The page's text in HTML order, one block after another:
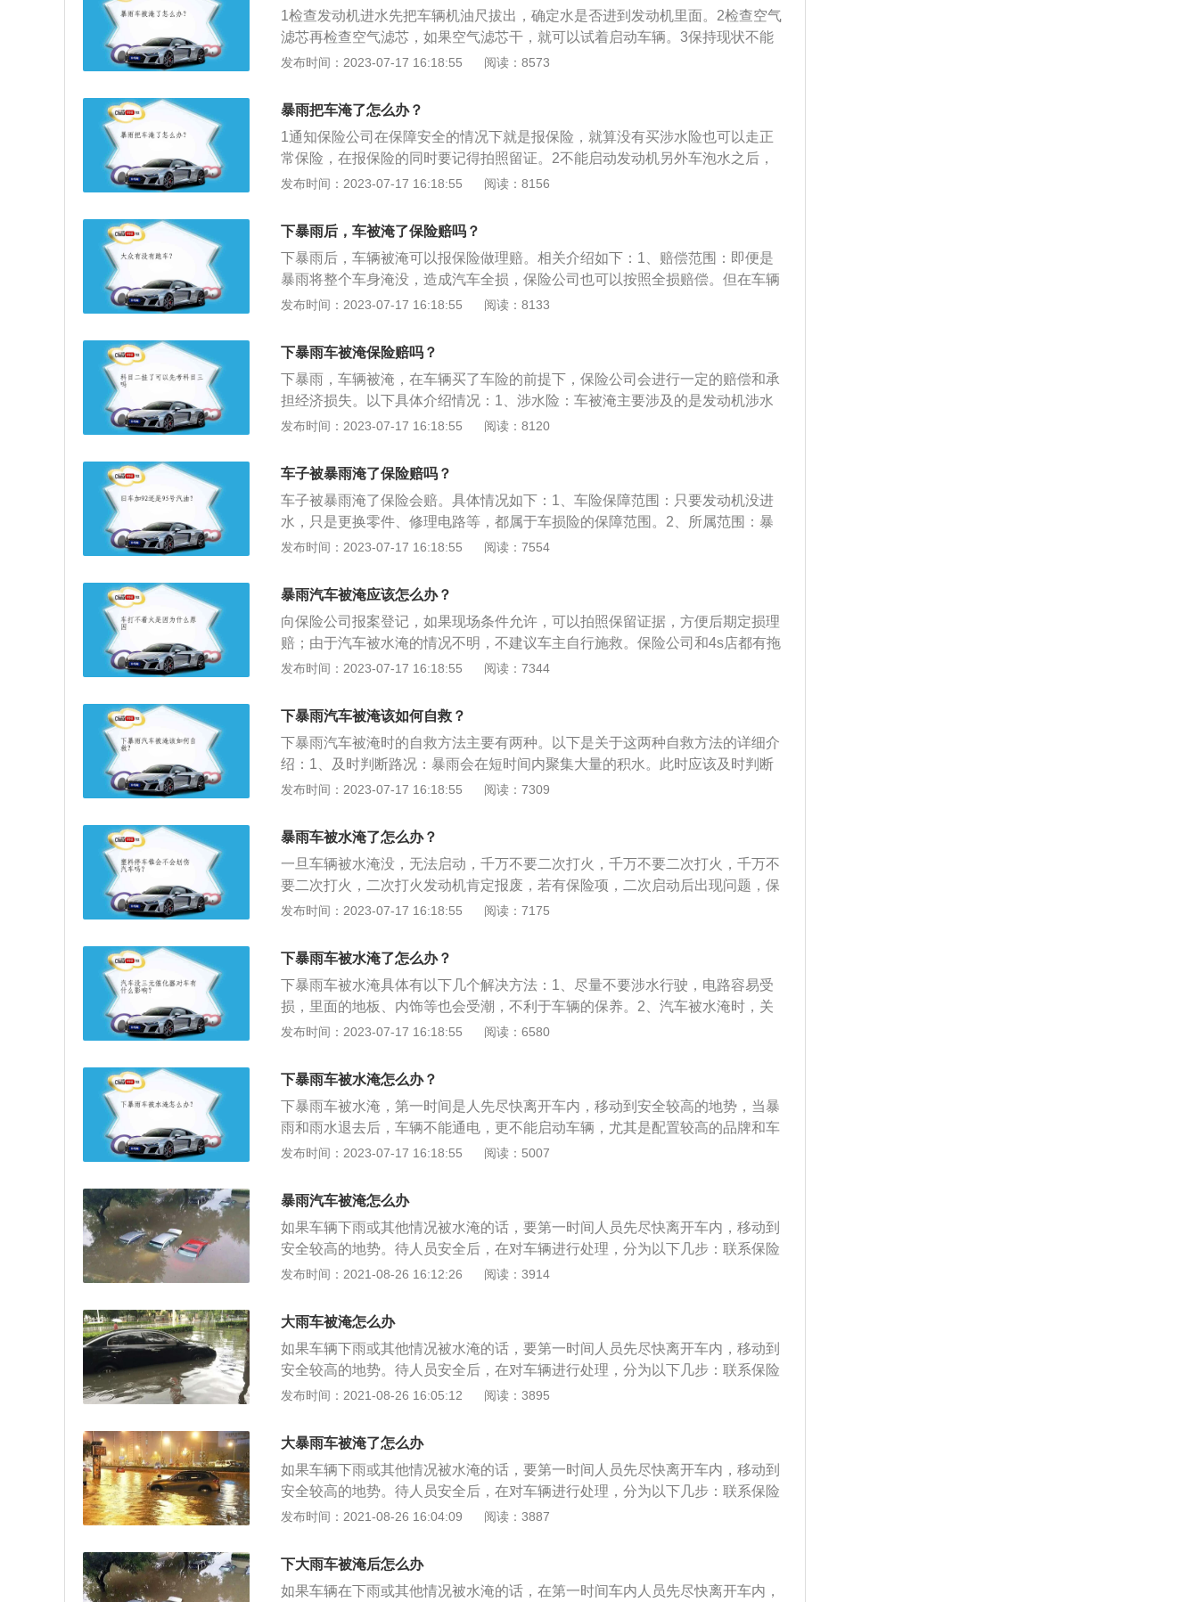
1检查发动机进水先把车辆机油尺拔出，确定水是否进到发动机里面。2检查空气
滤芯再检查空气滤芯，如果空气滤芯干，就可以试着启动车辆。3保持现状不能
启动车子，强行打火就会导致发动机损坏。4向保险公司寻求赔偿如果买了车损
发布时间：2023-07-17 16:18:55 阅读：8573
暴雨把车淹了怎么办？
1通知保险公司在保障安全的情况下就是报保险，就算没有买涉水险也可以走正
常保险，在报保险的同时要记得拍照留证。2不能启动发动机另外车泡水之后，
就不能再次启动发动机，如果对发动机产生二次伤害，这时保险公司有权利不进
处，这时候的发动机一般没有问题。4彻底清洗将座套地毡拆下来，进行彻底清
洗，至于车内残留的水渍，拿布擦干即可。5检查机械部分检查汽车各个机械部
分是否表现正常，一般要到正规的修理厂去修理。
发布时间：2023-07-17 16:18:55 阅读：8156
下暴雨后，车被淹了保险赔吗？
下暴雨后，车辆被淹可以报保险做理赔。相关介绍如下：1、赔偿范围：即便是
暴雨将整个车身淹没，造成汽车全损，保险公司也可以按照全损赔偿。但在车辆
被淹后，车主仍然强行发动车辆所造成的损失的情况下，保险公司不予赔偿。或
失，保险公司不会赔偿。2、涉水险：涉水险是一种新衍生的车险险种，这个险
种主要是指车主为发动机购买的附加险。它主要是保障车辆在积水路面涉水行驶
或被水淹后致使发动机损坏可给予赔偿。但是如果被水淹后车主还强行启动发动
机而造成了损害，那么保险公司将不予赔偿。
发布时间：2023-07-17 16:18:55 阅读：8133
下暴雨车被淹保险赔吗？
下暴雨，车辆被淹，在车辆买了车险的前提下，保险公司会进行一定的赔偿和承
担经济损失。以下具体介绍情况：1、涉水险：车被淹主要涉及的是发动机涉水
险，在保险期间内，保险车辆在使用过程中因发动机进水后导致的发动机的直接
淹没后导致的发动机损坏，才适用涉水险的理赔条款，涉水险只赔偿车辆发动机
的损坏，其他部位进水导致的车辆受损，一律按车损险的条款理赔。
发布时间：2023-07-17 16:18:55 阅读：8120
车子被暴雨淹了保险赔吗？
车子被暴雨淹了保险会赔。具体情况如下：1、车险保障范围：只要发动机没进
水，只是更换零件、修理电路等，都属于车损险的保障范围。2、所属范围：暴
雨作为一种自然灾害，属于机动车损失保险（简称车损险）所涵盖的保险责任。
或其允许的驾驶员在驾驶保险车辆时发生保险事故而造成保险车辆受损时，保险
公司在合理范围内应予以赔偿。
发布时间：2023-07-17 16:18:55 阅读：7554
暴雨汽车被淹应该怎么办？
向保险公司报案登记，如果现场条件允许，可以拍照保留证据，方便后期定损理
赔；由于汽车被水淹的情况不明，不建议车主自行施救。保险公司和4s店都有拖
车救援服务，或自行联系救援公司进行拖车，拖车费用一般会由保险公司承担；
进行定损。以下是拓展资料：1、车被淹的危害：（1）被水浸泡过的车极易导致
车身部件生锈，缩短使用寿命，降低安全性能。（2）水浸车会造成机动车的电
线腐蚀、生锈，导致机动车在行驶过程中因短路而突然熄火、自燃，后果不堪设
想。（3）水浸车辆的维修费用非常昂贵，如果是重度进水，那么车辆的维修费
用可能已经占了原车价的50%以上。2、防止车辆被淹的方法：（1）车辆停放应
司提醒，做好汛期检查，保障排水系统正常运作。（3）车辆在行驶途中遇到涉
水环境，应控制好车速，车速过快容易将水冲起来。如果不能确保车辆可以顺利
通过涉水路面，应果断放弃前行。
发布时间：2023-07-17 16:18:55 阅读：7344
下暴雨汽车被淹该如何自救？
下暴雨汽车被淹时的自救方法主要有两种。以下是关于这两种自救方法的详细介
绍：1、及时判断路况：暴雨会在短时间内聚集大量的积水。此时应该及时判断
路况并尽量避免涉水驾驶。应该尽量把车辆停放在较高的地带。2、被困在密闭
窗通常可以通过电控的方式打开，且强度较弱。3、其他：汽车逃生器是最新款
的汽车安全用品。小巧实用，便于携带，是出现紧急情况的理想逃生工具。能迅
速地取下来用刀片切割安全带，依靠弹簧冲击头击碎车窗玻璃。
发布时间：2023-07-17 16:18:55 阅读：7309
暴雨车被水淹了怎么办？
一旦车辆被水淹没，无法启动，千万不要二次打火，千万不要二次打火，千万不
要二次打火，二次打火发动机肯定报废，若有保险项，二次启动后出现问题，保
险公司也不予赔付。以下是相关介绍：1、如何采取措施：第一时间给汽车断
上，被水泡过的发动机是不能强行启动的，如果强行启动会对发动机的损伤非常
大。2、采取步骤联系4s店或者是联系周边的汽车维修厂找拖车来把汽车拖去维
修，和维修站工作人员确认车辆没有打火启动过，提醒工作人员维修的时候也不
要启动并且写在维修工单上，确认自己没有启动，尽早让保险公司来核定损失，
并协助维修人员给车子进行拍照留存。
发布时间：2023-07-17 16:18:55 阅读：7175
下暴雨车被水淹了怎么办？
下暴雨车被水淹具体有以下几个解决方法：1、尽量不要涉水行驶，电路容易受
损，里面的地板、内饰等也会受潮，不利于车辆的保养。2、汽车被水淹时，关
闭发动机，不再启动，然后打救援电话。3、想办法用扳手把紧固电瓶线的螺丝
水，就要拆洗自动变速箱，重新灌入变速箱油。6、吹干车辆的线路。7、刹车
油、机油的更换，地板、地胶的清理，座椅、座套的清洗等也要及时进行。
发布时间：2023-07-17 16:18:55 阅读：6580
下暴雨车被水淹怎么办？
下暴雨车被水淹，第一时间是人先尽快离开车内，移动到安全较高的地势，当暴
雨和雨水退去后，车辆不能通电，更不能启动车辆，尤其是配置较高的品牌和车
型，要寻求拖车救援，将车辆拖至4S店或维修店进行全面的检查。需要注意施救
箱挡位选择空挡位置，以免造成拖车过程中的误操作启动，扩大对车辆的损失，
因为拖车在拖车时，需要将车辆的方向盘用钥匙解开机械销止机构，但在解开的
同时，会接通电器的电源开关，给车辆电器通电。
发布时间：2023-07-17 16:18:55 阅读：5007
暴雨汽车被淹怎么办
如果车辆下雨或其他情况被水淹的话，要第一时间人员先尽快离开车内，移动到
安全较高的地势。待人员安全后，在对车辆进行处理，分为以下几步：联系保险
公司或维修机构进行报案登记。有条件的自行进行水位位置拍摄，保留现场证
的品牌和车型。车辆拖车到维修机构进行全面的检查，检查车辆被淹的程度和范
围；确定维修方案和时间；
发布时间：2021-08-26 16:12:26 阅读：3914
大雨车被淹怎么办
如果车辆下雨或其他情况被水淹的话，要第一时间人员先尽快离开车内，移动到
安全较高的地势。待人员安全后，在对车辆进行处理，分为以下几步：联系保险
公司或维修机构进行报案登记。有条件的自行进行水位位置拍摄，保留现场证
的品牌和车型。车辆拖车到维修机构进行全面的检查，检查车辆被淹的程度和范
围；确定维修方案和时间；
发布时间：2021-08-26 16:05:12 阅读：3895
大暴雨车被淹了怎么办
如果车辆下雨或其他情况被水淹的话，要第一时间人员先尽快离开车内，移动到
安全较高的地势。待人员安全后，在对车辆进行处理，分为以下几步：联系保险
公司或维修机构进行报案登记。有条件的自行进行水位位置拍摄，保留现场证
的品牌和车型。车辆拖车到维修机构进行全面的检查，检查车辆被淹的程度和范
围；确定维修方案和时间；
发布时间：2021-08-26 16:04:09 阅读：3887
下大雨车被淹后怎么办
如果车辆在下雨或其他情况被水淹的话，在第一时间车内人员先尽快离开车内，